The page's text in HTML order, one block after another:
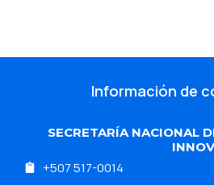
Información de
SECRETARÍA NACIONAL
+507 517-0014